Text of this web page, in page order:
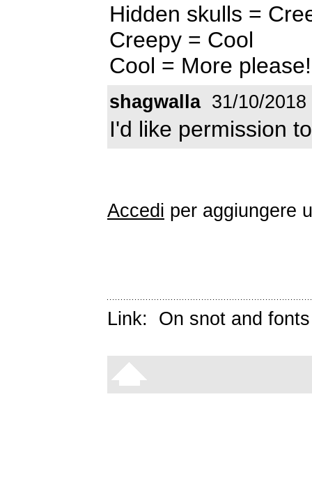
Hidden skulls =
Creepy = Cool
Cool = More please!
shagwalla 31/10/2018
I'd like permission
Accedi per aggiungere
Link: On snot and fonts